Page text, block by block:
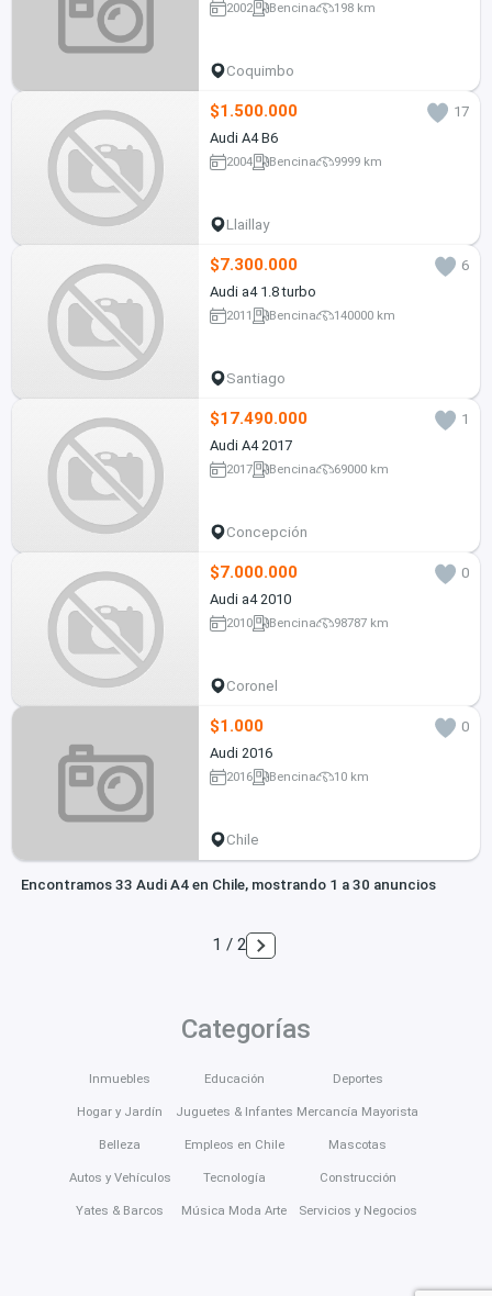
2002 Bencina 198 km
Coquimbo
$1.500.000
17
Audi A4 B6
2004 Bencina 9999 km
Llaillay
$7.300.000
6
Audi a4 1.8 turbo
2011 Bencina 140000 km
Santiago
$17.490.000
1
Audi A4 2017
2017 Bencina 69000 km
Concepción
$7.000.000
0
Audi a4 2010
2010 Bencina 98787 km
Coronel
$1.000
0
Audi 2016
2016 Bencina 10 km
Chile
Encontramos 33 Audi A4 en Chile, mostrando 1 a 30 anuncios
1 / 2
Categorías
Inmuebles
Hogar y Jardín
Belleza
Autos y Vehículos
Yates & Barcos
Educación
Juguetes & Infantes
Empleos en Chile
Tecnología
Música Moda Arte
Deportes
Mercancía Mayorista
Mascotas
Construcción
Servicios y Negocios